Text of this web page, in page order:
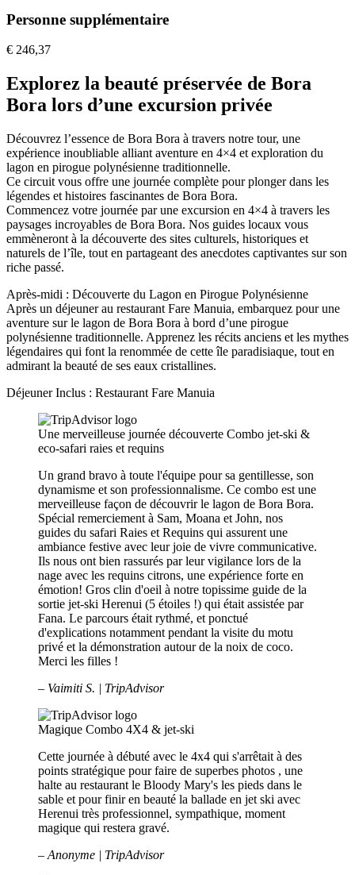
Personne supplémentaire
€ 246,37
Explorez la beauté préservée de Bora
Bora lors d’une excursion privée
Découvrez l’essence de Bora Bora à travers notre tour, une
expérience inoubliable alliant aventure en 4×4 et exploration du
lagon en pirogue polynésienne traditionnelle.
Ce circuit vous offre une journée complète pour plonger dans les
légendes et histoires fascinantes de Bora Bora.
Commencez votre journée par une excursion en 4×4 à travers les
paysages incroyables de Bora Bora. Nos guides locaux vous
emmèneront à la découverte des sites culturels, historiques et
naturels de l’île, tout en partageant des anecdotes captivantes sur son
riche passé.
Après-midi : Découverte du Lagon en Pirogue Polynésienne
Après un déjeuner au restaurant Fare Manuia, embarquez pour une
aventure sur le lagon de Bora Bora à bord d’une pirogue
polynésienne traditionnelle. Apprenez les récits anciens et les mythes
légendaires qui font la renommée de cette île paradisiaque, tout en
admirant la beauté de ses eaux cristallines.
Déjeuner Inclus : Restaurant Fare Manuia
Une merveilleuse journée découverte Combo jet-ski &
eco-safari raies et requins
Un grand bravo à toute l'équipe pour sa gentillesse, son
dynamisme et son professionnalisme. Ce combo est une
merveilleuse façon de découvrir le lagon de Bora Bora.
Spécial remerciement à Sam, Moana et John, nos
guides du safari Raies et Requins qui assurent une
ambiance festive avec leur joie de vivre communicative.
Ils nous ont bien rassurés par leur vigilance lors de la
nage avec les requins citrons, une expérience forte en
émotion! Gros clin d'oeil à notre topissime guide de la
sortie jet-ski Herenui (5 étoiles !) qui était assistée par
Fana. Le parcours était rythmé, et ponctué
d'explications notamment pendant la visite du motu
privé et la démonstration autour de la noix de coco.
Merci les filles !
– Vaimiti S. | TripAdvisor
Magique Combo 4X4 & jet-ski
Cette journée à débuté avec le 4x4 qui s'arrêtait à des
points stratégique pour faire de superbes photos , une
halte au restaurant le Bloody Mary's les pieds dans le
sable et pour finir en beauté la ballade en jet ski avec
Herenui très professionnel, sympathique, moment
magique qui restera gravé.
– Anonyme | TripAdvisor